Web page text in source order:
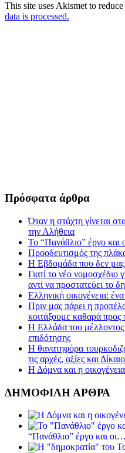
This site uses Akismet to reduce
data is processed.
Πρόσφατα άρθρα
Όταν η στάχτη γίνεται
την Αλήθεια
Το “Πανάθλιο” έργο
Προοδευτισμός της
Η Εβδομάδα που δεν
Γιατί το νέο νομοσχέδιο
αντί να προστατεύει το
Ελληνική οικογένεια:
Πριν μας πάρει η
κοιτάξουμε καθαρά προς
Η Ελλάδα του μέλλοντος
επιδότησης
Η θανατηφόρα
τις αρχές, αξίες και
Η Δόμνα και η οικογένεια
ΔΗΜΟΦΙΛΗ ΑΡΘΡΑ
“Πανάθλιο” έργο και